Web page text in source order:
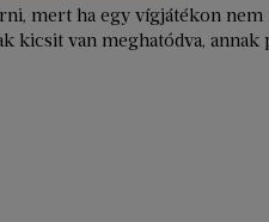
mert ha egy vígjátékon nem
kicsit van meghatódva,